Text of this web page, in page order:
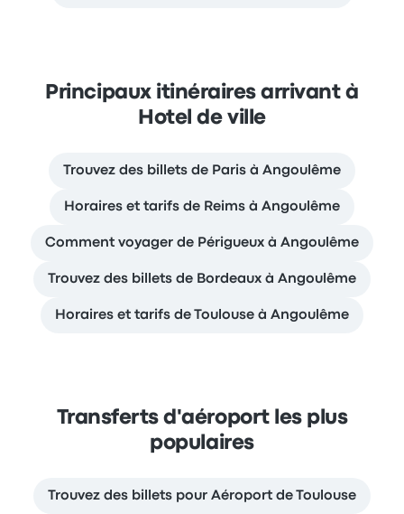
Principaux itinéraires arrivant à
Hotel de ville
Trouvez des billets de Paris à Angoulême
Horaires et tarifs de Reims à Angoulême
Comment voyager de Périgueux à Angoulême
Trouvez des billets de Bordeaux à Angoulême
Horaires et tarifs de Toulouse à Angoulême
Transferts d'aéroport les plus
populaires
Trouvez des billets pour Aéroport de Toulouse